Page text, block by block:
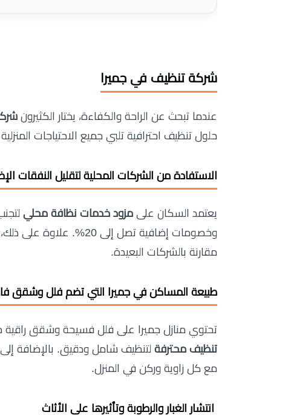
شركة تنظيف في جميرا
عندما تبحث عن الراحة والكفاءة، يختار الكثيرون
حلول تنظيف احترافية تلبي جميع الاحتياجات
الاستفادة من الشركات المحلية لتقليل النفقات
يعتمد السكان على مزود خدمات نظافة محلي
وخصومات إضافية تصل إلى
مقارنة بالشركات البعيدة.
طبيعة المساكن في جميرا التي تضم فلل وشقق
تحتوي منازل جميرا على فلل فسيحة وشقق
تنظيف محترفة لتنظيف شامل ودقيق. بالإضافة
مع كل زاوية وركن في المنزل.
️ انتشار الغبار والرطوبة وتأثيرها على الأثاث